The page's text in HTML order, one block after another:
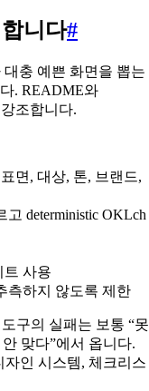
니다#
대충 예쁜 화면을 뽑는
. README와
조합니다.
면, 대상, 톤, 브랜드,
deterministic OKLch
트 사용
측하지 않도록 제한
구의 실패는 보통 “못
맞다”에서 옵니다.
자인 시스템, 체크리스